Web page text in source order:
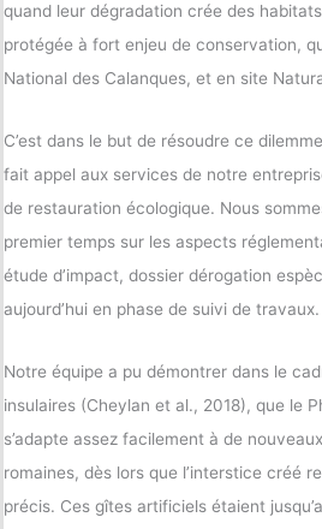
quand leur dégradation crée des
protégée à fort enjeu de conservation,
National des Calanques, et en site
C’est dans le but de résoudre ce
fait appel aux services de notre
de restauration écologique. Nous
premier temps sur les aspects
étude d’impact, dossier dérogation
aujourd’hui en phase de suivi de travaux.
Notre équipe a pu démontrer dans le
insulaires (Cheylan et al., 2018), que le
s’adapte assez facilement à de
romaines, dès lors que l’interstice créé
précis. Ces gîtes artificiels étaient